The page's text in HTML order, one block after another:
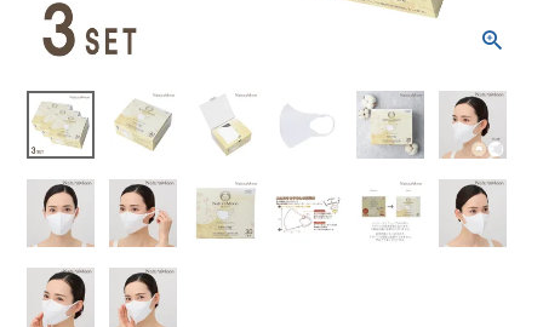
ホーム
新商品
カテゴリーから探す
美容・コスメ・香水
衛生用品